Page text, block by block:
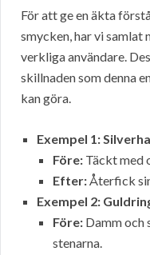
För att ge en äkta
smycken, har vi
verkliga användare.
skillnaden som denna
kan göra.
Exempel 1:
Före: Täckt med
Efter:Återfick
Exempel 2:
Före: Damm och
stenarna.